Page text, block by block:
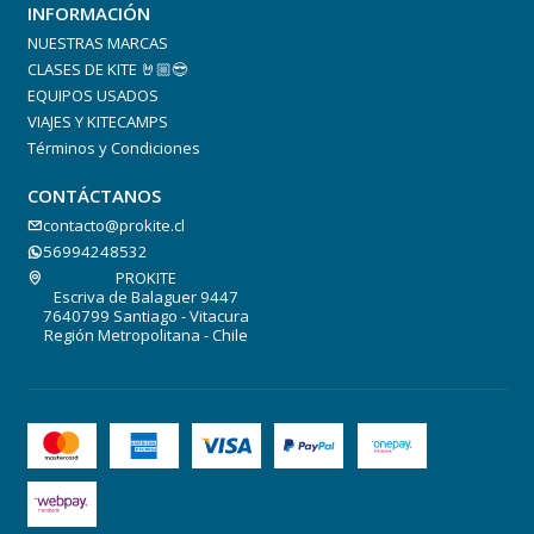
Navigator Control System45-50
El North Navigator Control Bar te permite personalizar cada
sesión según tu estilo y las condiciones del viento.
Su barra ajustable ofrece distintos tamaños para modificar la
INFORMACIÓN
NUESTRAS MARCAS
CLASES DE KITE 🤘🏼😎
EQUIPOS USADOS
VIAJES Y KITECAMPS
Términos y Condiciones
CONTÁCTANOS
contacto@prokite.cl
56994248532
PROKITE
Escriva de Balaguer 9447
7640799 Santiago - Vitacura
Región Metropolitana - Chile